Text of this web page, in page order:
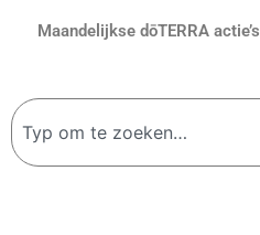
Maandelijkse dōTERRA actie’s
Zoeken